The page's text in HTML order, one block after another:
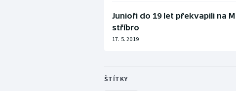
Junioři do 19 let překvapili na
stříbro
17. 5. 2019
ŠTÍTKY